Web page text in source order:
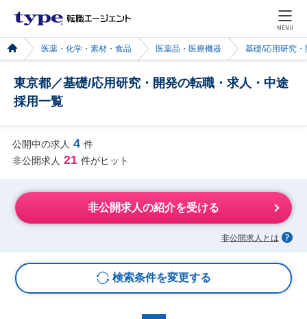
MENU
医薬・化学・素材・食品 医薬品・医療機器 基礎/応用研究・
東京都／基礎/応用研究・開発の転職・求人・中途
採用一覧
公開中の求人 4 件
非公開求人 21 件がヒット
非公開求人の紹介を受ける
非公開求人とは
検索条件を変更する